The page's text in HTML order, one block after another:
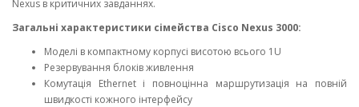
Nexus в критичних завданнях.
Загальні характеристики сімейства Cisco Nexus 3000:
Моделі в компактному корпусі висотою всього 1U
Резервування блоків живлення
Комутація Ethernet і повноцінна маршрутизація на повній
швидкості кожного інтерфейсу